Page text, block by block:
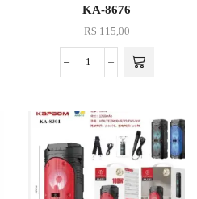
KA-8676
R$ 115,00